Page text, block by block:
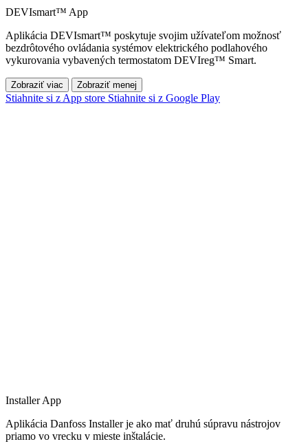
DEVIsmart™ App
Aplikácia DEVIsmart™ poskytuje svojim užívateľom možnosť
bezdrôtového ovládania systémov elektrického podlahového
vykurovania vybavených termostatom DEVIreg™ Smart.
Zobraziť viac Zobraziť menej
Stiahnite si z App store Stiahnite si z Google Play
Installer App
Aplikácia Danfoss Installer je ako mať druhú súpravu nástrojov
priamo vo vrecku v mieste inštalácie.